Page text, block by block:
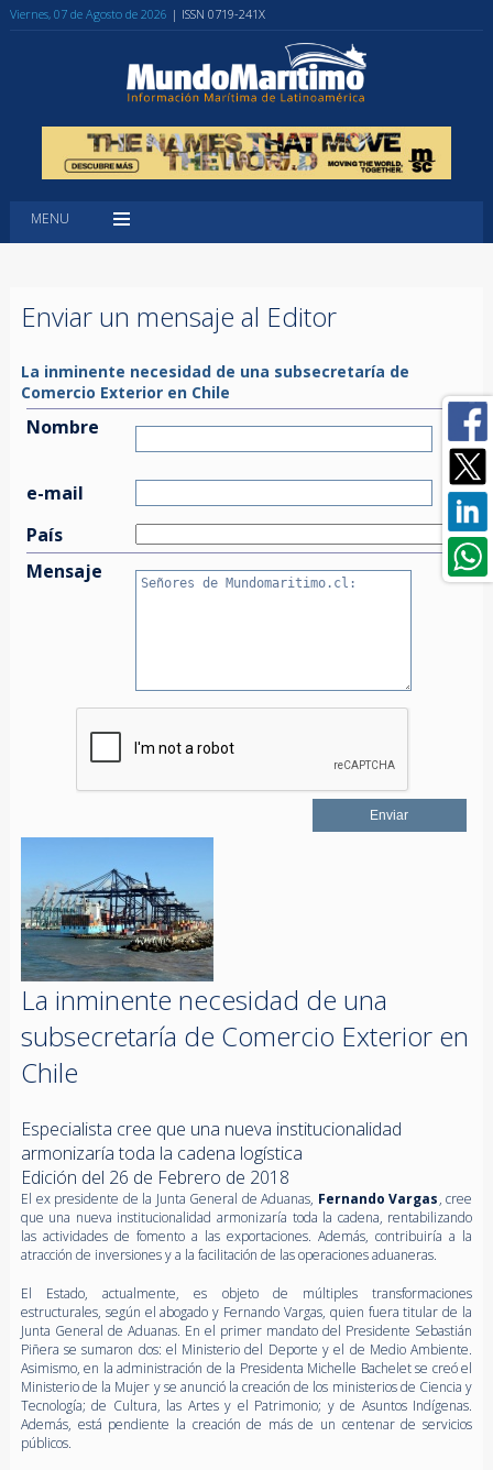
Viernes, 07 de Agosto de 2026 | ISSN 0719-241X
MENU
Enviar un mensaje al Editor
La inminente necesidad de una subsecretaría de
Comercio Exterior en Chile
Nombre
e-mail
País
Mensaje
La inminente necesidad de una
subsecretaría de Comercio Exterior en
Chile
Especialista cree que una nueva institucionalidad
armonizaría toda la cadena logística
Edición del 26 de Febrero de 2018
El ex presidente de la Junta General de Aduanas, Fernando Vargas, cree
que una nueva institucionalidad armonizaría toda la cadena, rentabilizando
las actividades de fomento a las exportaciones. Además, contribuiría a la
atracción de inversiones y a la facilitación de las operaciones aduaneras.
El Estado, actualmente, es objeto de múltiples transformaciones
estructurales, según el abogado y Fernando Vargas, quien fuera titular de la
Junta General de Aduanas. En el primer mandato del Presidente Sebastián
Piñera se sumaron dos: el Ministerio del Deporte y el de Medio Ambiente.
Asimismo, en la administración de la Presidenta Michelle Bachelet se creó el
Ministerio de la Mujer y se anunció la creación de los ministerios de Ciencia y
Tecnología; de Cultura, las Artes y el Patrimonio; y de Asuntos Indígenas.
Además, está pendiente la creación de más de un centenar de servicios
públicos.